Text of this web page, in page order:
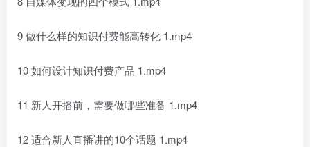
9 做什么样的知识付费能高转化 1.mp4
10 如何设计知识付费产品 1.mp4
11 新人开播前，需要做哪些准备 1.mp4
12 适合新人直播讲的10个话题 1.mp4